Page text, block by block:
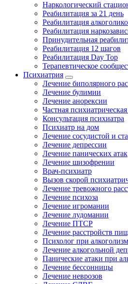
Наркологический
Реабилитация за 21 день
Реабилитация
Реабилитация
Принудительная
Реабилитация 12 шагов
Реабилитация Day Top
Терапевтическое
Психиатрия
Лечение биполярного
Лечение булимии
Лечение анорексии
Частная
Консультация психиатра
Психиатр на дом
Лечение сосудистой и
Лечение депрессии
Лечение панических атак
Лечение шизофрении
Врач-психиатр
Вызов скорой
Лечение тревожного
Лечение психоза
Лечение игромании
Лечение лудомании
Лечение ПТСР
Лечение расстройств
Психолог при
Лечение алкогольной
Панические атаки при
Лечение бессонницы
Лечение неврозов